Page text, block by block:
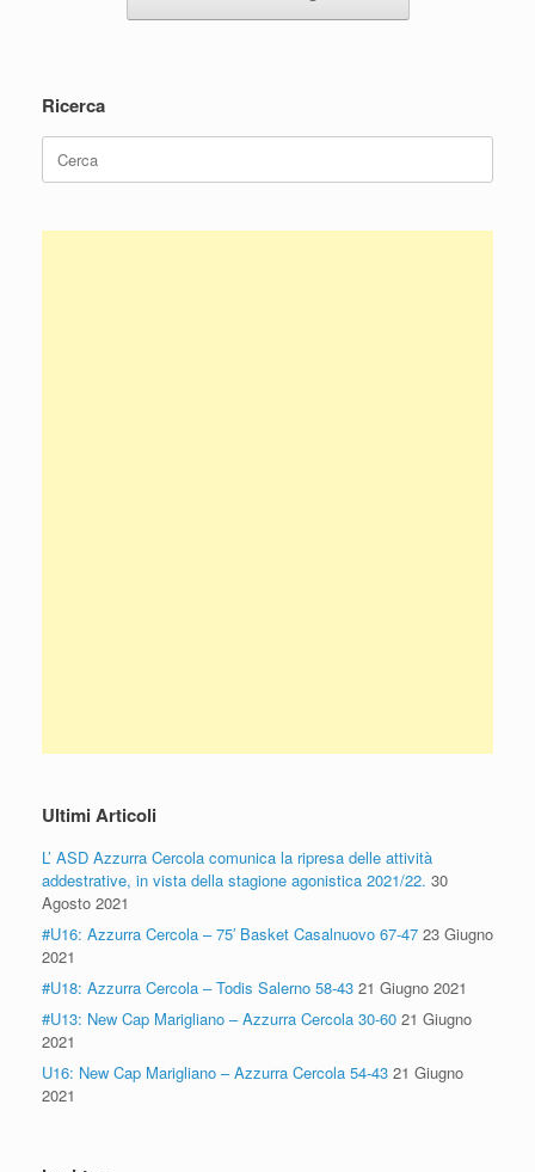
Ricerca
Ricerca
per:
Ultimi Articoli
L’ ASD Azzurra Cercola comunica la ripresa delle attività
addestrative, in vista della stagione agonistica 2021/22. 30
Agosto 2021
#U16: Azzurra Cercola – 75′ Basket Casalnuovo 67-47 23 Giugno
2021
#U18: Azzurra Cercola – Todis Salerno 58-43 21 Giugno 2021
#U13: New Cap Marigliano – Azzurra Cercola 30-60 21 Giugno
2021
U16: New Cap Marigliano – Azzurra Cercola 54-43 21 Giugno
2021